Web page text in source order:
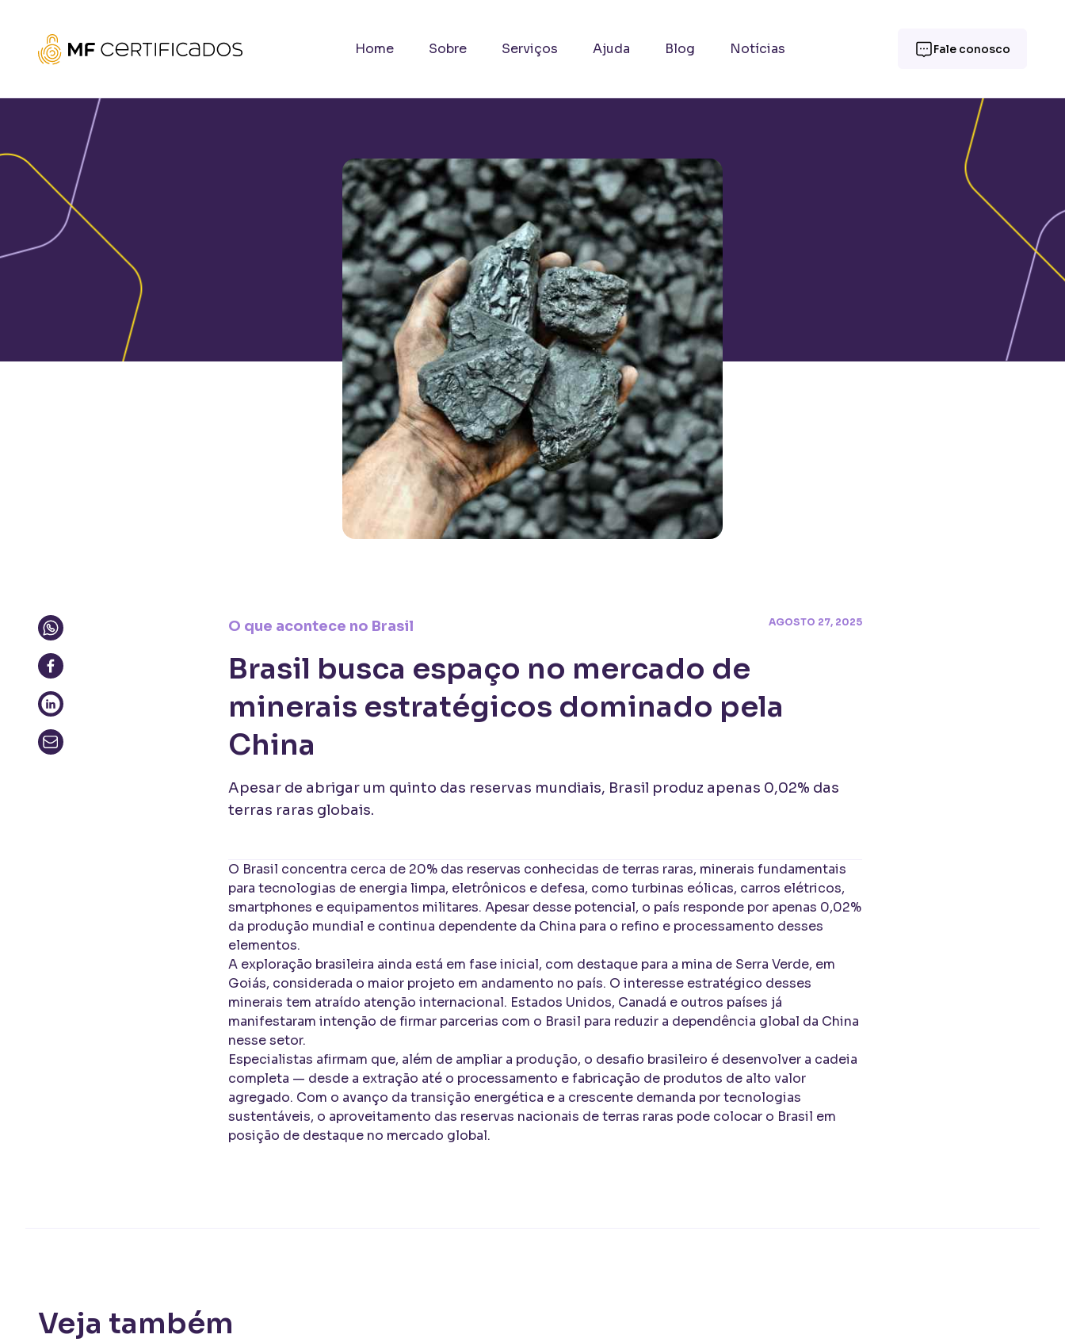
Home Sobre Serviços Ajuda Blog Notícias Fale conosco
O que acontece no Brasil AGOSTO 27, 2025
Brasil busca espaço no mercado de
minerais estratégicos dominado pela
China
Apesar de abrigar um quinto das reservas mundiais, Brasil produz apenas 0,02% das
terras raras globais.
O Brasil concentra cerca de 20% das reservas conhecidas de terras raras, minerais fundamentais
para tecnologias de energia limpa, eletrônicos e defesa, como turbinas eólicas, carros elétricos,
smartphones e equipamentos militares. Apesar desse potencial, o país responde por apenas 0,02%
da produção mundial e continua dependente da China para o refino e processamento desses
elementos.
A exploração brasileira ainda está em fase inicial, com destaque para a mina de Serra Verde, em
Goiás, considerada o maior projeto em andamento no país. O interesse estratégico desses
minerais tem atraído atenção internacional. Estados Unidos, Canadá e outros países já
manifestaram intenção de firmar parcerias com o Brasil para reduzir a dependência global da China
nesse setor.
Especialistas afirmam que, além de ampliar a produção, o desafio brasileiro é desenvolver a cadeia
completa — desde a extração até o processamento e fabricação de produtos de alto valor
agregado. Com o avanço da transição energética e a crescente demanda por tecnologias
sustentáveis, o aproveitamento das reservas nacionais de terras raras pode colocar o Brasil em
posição de destaque no mercado global.
Veja também